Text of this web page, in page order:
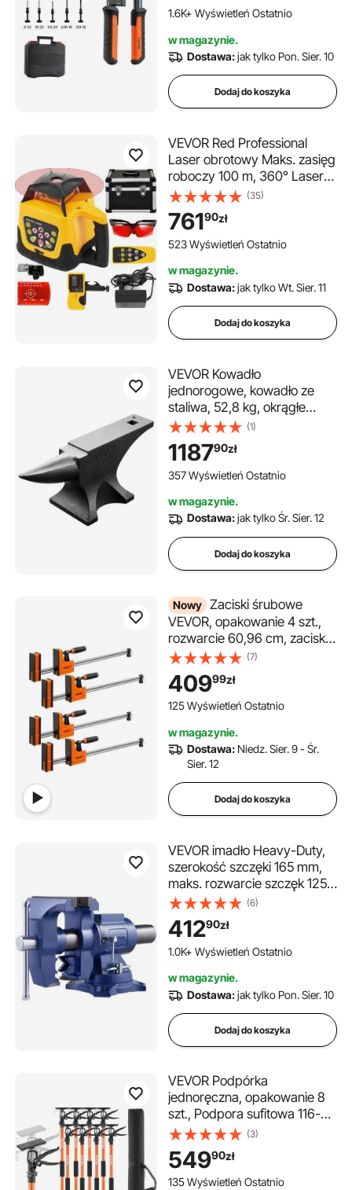
narzędzia mechanika samochodowego
M8, M10, M12, 8-32, 10-24,
w zestawie futerał
transportowy
1.6K+ Wyświetleń Ostatnio
w magazynie.
Dostawa:jak tylko Pon. Sier. 10
Dodaj do koszyka
VEVOR Red Professional
Laser obrotowy Maks. zasięg
roboczy 100 m, 360° Laser
obrotowy Wodoodporny i
pyłoszczelny Czas pracy na
zewnątrz 20 godzin W etui 2
kg Pilot zdalnego sterowania
(35)
76190zł
523 Wyświetleń Ostatnio
w magazynie.
Dostawa:jak tylko Wt. Sier. 11
Dodaj do koszyka
VEVOR Kowadło
jednorogowe, kowadło ze
staliwa, 52,8 kg, okrągłe
kowadło rogowe o wysokiej
twardości, z dużym blatem
roboczym i stabilną
podstawą, narzędzie do
kształtowania i skręcania
metalu
(1)
118790zł
357 Wyświetleń Ostatnio
w magazynie.
Dostawa:jak tylko Śr. Sier. 12
Dodaj do koszyka
Nowy Zaciski śrubowe
VEVOR, opakowanie 4 szt.,
rozwarcie 60,96 cm, zaciski
typu F, 680 kg, funkcja
zaciskania/rozpierania w
dwóch kierunkach, miękkie
gumowe nóżki, pręt ze stali
i metalu
(7)
40999zł
125 Wyświetleń Ostatnio
w magazynie.
Dostawa: Niedz. Sier. 9 - Śr.
Sier. 12
Dodaj do koszyka
VEVOR imadło Heavy-Duty,
szerokość szczęki 165 mm,
maks. rozwarcie szczęk 125
mm, wielofunkcyjne imadło z
żeliwa sferoidalnego z
kowadłem, głowica obrotowa
360°, gardziel 75 mm, siła
(6)
41290zł
1.0K+ Wyświetleń Ostatnio
w magazynie.
Dostawa:jak tylko Pon. Sier. 10
Dodaj do koszyka
VEVOR Podpórka
jednoręczna, opakowanie 8
szt., Podpora sufitowa 116-
290 cm, teleskopowa
podpora stalowa, Podpora
montażowa o udźwigu do 70
kg do montażu szafek,
(3)
54990zł
135 Wyświetleń Ostatnio